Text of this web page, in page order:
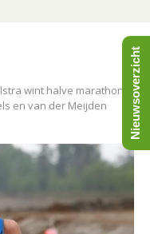
wint halve marathon.
en van der Meijden
Nieuwsoverzicht